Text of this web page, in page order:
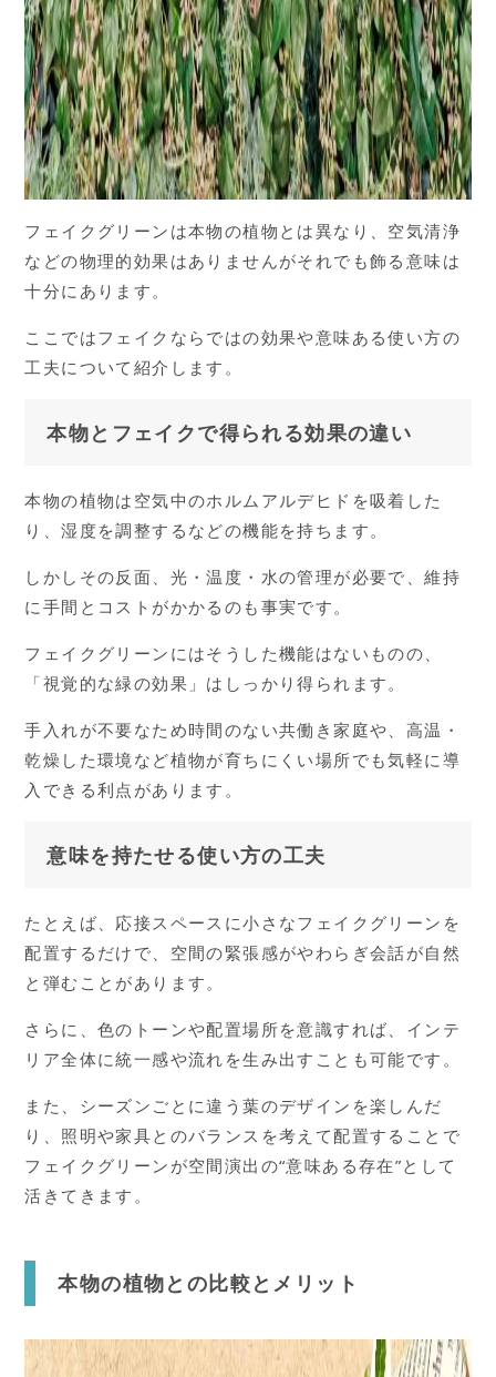
フェイクグリーンは本物の植物とは異なり、空気清浄
などの物理的効果はありませんがそれでも飾る意味は
十分にあります。
ここではフェイクならではの効果や意味ある使い方の
工夫について紹介します。
本物とフェイクで得られる効果の違い
本物の植物は空気中のホルムアルデヒドを吸着した
り、湿度を調整するなどの機能を持ちます。
しかしその反面、光・温度・水の管理が必要で、維持
に手間とコストがかかるのも事実です。
フェイクグリーンにはそうした機能はないものの、
「視覚的な緑の効果」はしっかり得られます。
手入れが不要なため時間のない共働き家庭や、高温・
乾燥した環境など植物が育ちにくい場所でも気軽に導
入できる利点があります。
意味を持たせる使い方の工夫
たとえば、応接スペースに小さなフェイクグリーンを
配置するだけで、空間の緊張感がやわらぎ会話が自然
と弾むことがあります。
さらに、色のトーンや配置場所を意識すれば、インテ
リア全体に統一感や流れを生み出すことも可能です。
また、シーズンごとに違う葉のデザインを楽しんだ
り、照明や家具とのバランスを考えて配置することで
フェイクグリーンが空間演出の“意味ある存在”として
活きてきます。
本物の植物との比較とメリット